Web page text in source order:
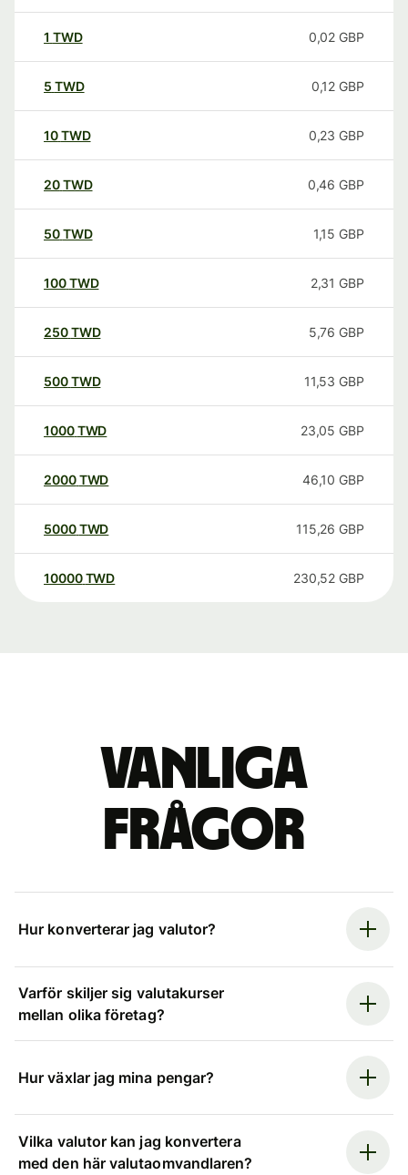
1 TWD 0,02 GBP
5 TWD 0,12 GBP
10TWD 0,23 GBP
20TWD 0,46 GBP
50TWD 1,15 GBP
100TWD 2,31 GBP
250TWD 5,76 GBP
500TWD 11,53 GBP
1000TWD 23,05 GBP
2000TWD 46,10 GBP
5000TWD 115,26 GBP
10000 TWD 230,52 GBP
Vanliga
frågor
Hur konverterar jag valutor?
Varför skiljer sig valutakurser
mellan olika företag?
Hur växlar jag mina pengar?
Vilka valutor kan jag konvertera
med den här valutaomvandlaren?